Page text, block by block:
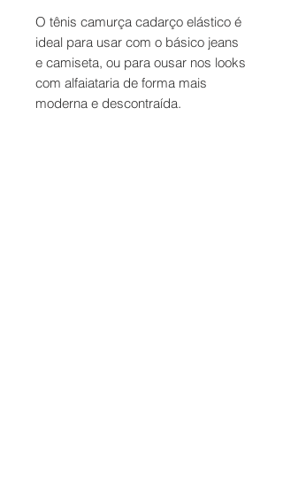
O tênis camurça cadarço elástico é
ideal para usar com o básico jeans
e camiseta, ou para ousar nos looks
com alfaiataria de forma mais
moderna e descontraída.